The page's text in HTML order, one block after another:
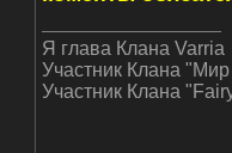
Я глава Клана Varria
Участник Клана
Участник Клана